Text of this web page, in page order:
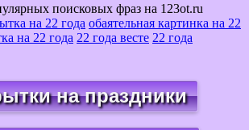
поисковых фраз на 123ot.ru
на 22 года обаятельная картинка на 22
на 22 года 22 года весте 22 года
на праздники